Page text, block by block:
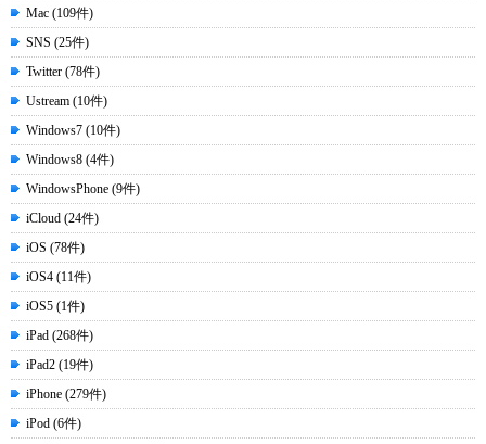
Mac (109件)
SNS (25件)
Twitter (78件)
Ustream (10件)
Windows7 (10件)
Windows8 (4件)
WindowsPhone (9件)
iCloud (24件)
iOS (78件)
iOS4 (11件)
iOS5 (1件)
iPad (268件)
iPad2 (19件)
iPhone (279件)
iPod (6件)